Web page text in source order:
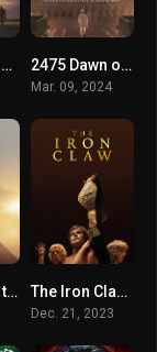
The Bloody Hundredth (2024) 2475 Dawn of Revolution (2024) 2475 รุ่งอรุณแห่งการปฏิวัติ
Mar. 09, 2024
The Boys in the Boat (2023) The Iron Claw (2023)
Dec. 21, 2023